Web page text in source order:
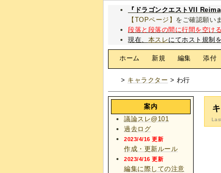
『ドラゴンクエストVII
【TOPページ】 をご確認願い
段落と段落の間に行間を空ける
現在、 本スレにてホスト規制
ホーム 新規 編集 添付
> キャラクター > わ行
案内
議論スレ@101
過去ログ
2023/4/16 更新
作成・更新ルール
2023/4/16 更新
編集に際しての注意